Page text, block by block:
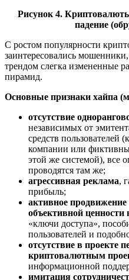
Рисунок 4.
падение
С ростом популярности
заинтересовались
трендом слегка измененные
пирамид.
Основные признаки хайпа
отсутствие
независимых от
средств пользователей
компании или
этой же системой), все
проводятся там же;
агрессивная реклама,
прибыль;
активное
объективной
«ключи доступа»,
пользователей и
отсутствие в проекте
криптовалютным
информационной
имитация